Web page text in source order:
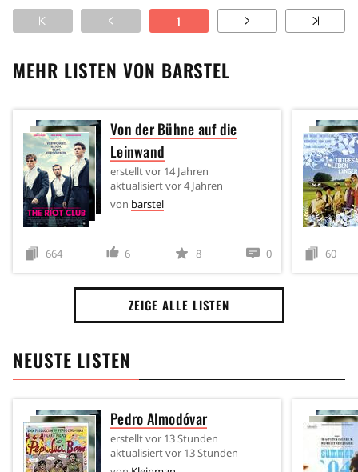
1
MEHR LISTEN VON BARSTEL
Von der Bühne auf die
Leinwand
erstelltvor 14 Jahren
aktualisiertvor 4 Jahren
von barstel
664 6 8 0 60
ZEIGE ALLE LISTEN
NEUSTE LISTEN
Pedro Almodóvar
erstelltvor 13 Stunden
aktualisiertvor 13 Stunden